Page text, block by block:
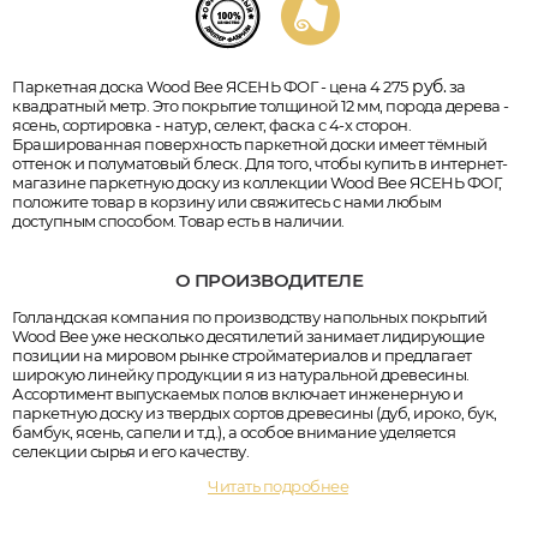
Паркетная доска Wood Bee ЯСЕНЬ ФОГ - цена 4 275руб.за
квадратный метр. Это покрытие толщиной 12 мм, порода дерева -
ясень, сортировка - натур, селект, фаска с 4-х сторон.
Брашированная поверхность паркетной доски имеет тёмный
оттенок и полуматовый блеск. Для того, чтобы купить в интернет-
магазине паркетную доску из коллекции Wood Bee ЯСЕНЬ ФОГ,
положите товар в корзину или свяжитесь с нами любым
доступным способом. Товар есть в наличии.
О ПРОИЗВОДИТЕЛЕ
Голландская компания по производству напольных покрытий
Wood Bee уже несколько десятилетий занимает лидирующие
позиции на мировом рынке стройматериалов и предлагает
широкую линейку продукции я из натуральной древесины.
Ассортимент выпускаемых полов включает инженерную и
паркетную доску из твердых сортов древесины (дуб, ироко, бук,
бамбук, ясень, сапели и т.д.), а особое внимание уделяется
селекции сырья и его качеству.
Читать подробнее